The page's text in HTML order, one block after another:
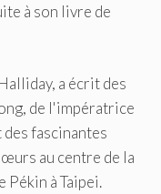
à son livre de
a écrit des
de l'impératrice
fascinantes
au centre de la
Pékin à Taipei.